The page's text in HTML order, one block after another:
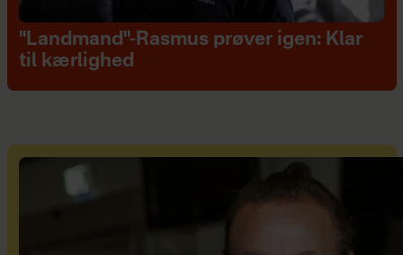
"Landmand"-Rasmus prøver igen: Klar
til kærlighed